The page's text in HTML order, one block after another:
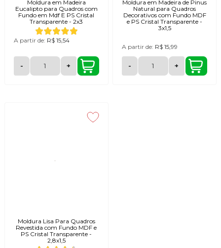
Moldura em Madeira
Eucalipto para Quadros com
Fundo em Mdf E PS Cristal
Transparente - 2x3
A partir de: R$ 15,54
- +
Moldura em Madeira de Pinus
Natural para Quadros
Decorativos com Fundo MDF
e PS Cristal Transparente -
3x1,5
A partir de: R$ 15,99
- +
Moldura Lisa Para Quadros
Revestida com Fundo MDF e
PS Cristal Transparente -
2,8x1,5